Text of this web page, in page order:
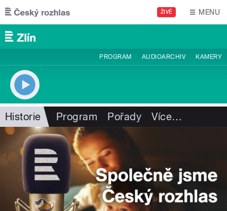
Přejít k hlavnímu obsahu
ŽIVĚ MENU
PROGRAM AUDIOARCHIV KAMERY
Historie Program Pořady Více…